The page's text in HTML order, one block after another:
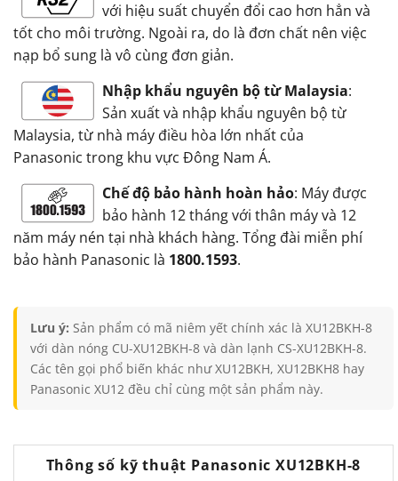
với hiệu suất chuyển đổi cao hơn hẳn và
tốt cho môi trường. Ngoài ra, do là đơn chất nên việc
nạp bổ sung là vô cùng đơn giản.
Nhập khẩu nguyên bộ từ Malaysia:
Sản xuất và nhập khẩu nguyên bộ từ
Malaysia, từ nhà máy điều hòa lớn nhất của
Panasonic trong khu vực Đông Nam Á.
Chế độ bảo hành hoàn hảo: Máy được
bảo hành 12 tháng với thân máy và 12
năm máy nén tại nhà khách hàng. Tổng đài miễn phí
bảo hành Panasonic là 1800.1593.
Lưu ý: Sản phẩm có mã niêm yết chính xác là XU12BKH-8
với dàn nóng CU-XU12BKH-8 và dàn lạnh CS-XU12BKH-8.
Các tên gọi phổ biến khác như XU12BKH, XU12BKH8 hay
Panasonic XU12 đều chỉ cùng một sản phẩm này.
Thông số kỹ thuật Panasonic XU12BKH-8